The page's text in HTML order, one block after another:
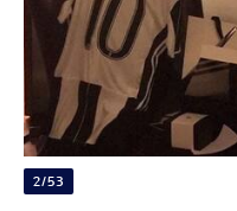
2/53